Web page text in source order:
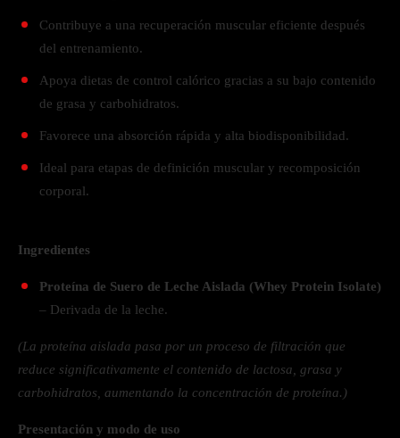
Contribuye a una recuperación muscular eficiente después
del entrenamiento.
Apoya dietas de control calórico gracias a su bajo contenido
de grasa y carbohidratos.
Favorece una absorción rápida y alta biodisponibilidad.
Ideal para etapas de definición muscular y recomposición
corporal.
Ingredientes
Proteína de Suero de Leche Aislada (Whey Protein Isolate)
– Derivada de la leche.
(La proteína aislada pasa por un proceso de filtración que
reduce significativamente el contenido de lactosa, grasa y
carbohidratos, aumentando la concentración de proteína.)
Presentación y modo de uso